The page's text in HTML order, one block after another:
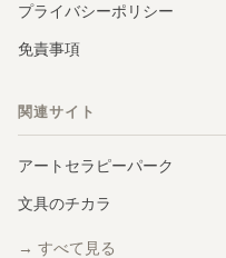
プライバシーポリシー
免責事項
関連サイト
アートセラピーパーク
文具のチカラ
→ すべて見る